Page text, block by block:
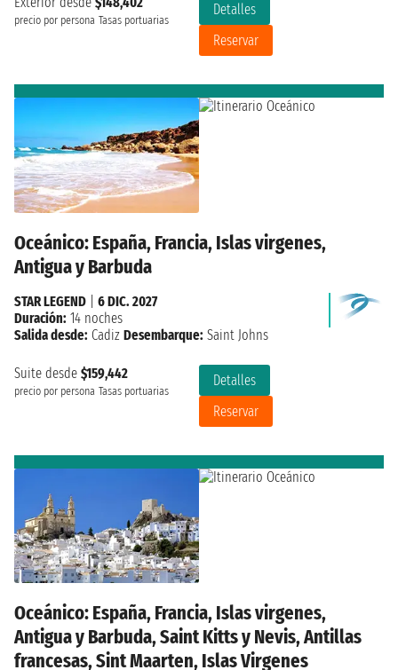
precio por persona Tasas portuarias
Detalles
Reservar
Oceánico: España, Francia, Islas virgenes,
Antigua y Barbuda
Suite desde $159,442
precio por persona Tasas portuarias
Detalles
Reservar
STAR LEGEND
6 DIC. 2027
Duración: 14 noches
Salida desde: Cadiz Desembarque: Saint Johns
Oceánico: España, Francia, Islas virgenes,
Antigua y Barbuda, Saint Kitts y Nevis, Antillas
francesas, Sint Maarten, Islas Virgenes